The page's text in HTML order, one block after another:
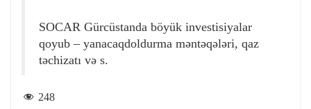
SOCAR Gürcüstanda böyük investisiyalar
qoyub – yanacaqdoldurma məntəqələri, qaz
təchizatı və s.
248